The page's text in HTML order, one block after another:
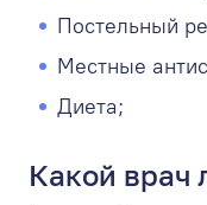
Постельный
Местные
Диета;
Какой врач